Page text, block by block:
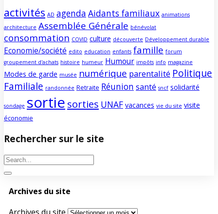
activités AD agenda Aidants familiaux animations
architecture Assemblée Générale bénévolat
consommation COVID culture découverte Développement durable
Economie/société edito education enfants famille forum
groupement d'achats histoire humeur Humour impôts info magazine
Modes de garde musée numérique parentalité Politique
Familiale randonnée Retraite Réunion santé sncf solidarité
sondage sortie sorties UNAF vacances vie du site visite
économie
Rechercher sur le site
Archives du site